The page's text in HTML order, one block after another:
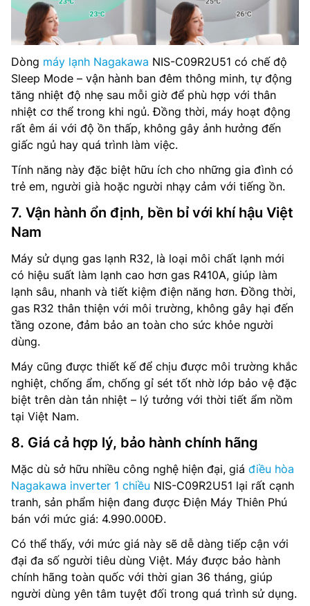
Dòng máy lạnh Nagakawa NIS-C09R2U51 có chế độ
Sleep Mode – vận hành ban đêm thông minh, tự động
tăng nhiệt độ nhẹ sau mỗi giờ để phù hợp với thân
nhiệt cơ thể trong khi ngủ. Đồng thời, máy hoạt động
rất êm ái với độ ồn thấp, không gây ảnh hưởng đến
giấc ngủ hay quá trình làm việc.
Tính năng này đặc biệt hữu ích cho những gia đình có
trẻ em, người già hoặc người nhạy cảm với tiếng ồn.
7. Vận hành ổn định, bền bỉ với khí hậu Việt
Nam
Máy sử dụng gas lạnh R32, là loại môi chất lạnh mới
có hiệu suất làm lạnh cao hơn gas R410A, giúp làm
lạnh sâu, nhanh và tiết kiệm điện năng hơn. Đồng thời,
gas R32 thân thiện với môi trường, không gây hại đến
tầng ozone, đảm bảo an toàn cho sức khỏe người
dùng.
Máy cũng được thiết kế để chịu được môi trường khắc
nghiệt, chống ẩm, chống gỉ sét tốt nhờ lớp bảo vệ đặc
biệt trên dàn tản nhiệt – lý tưởng với thời tiết ẩm nồm
tại Việt Nam.
8. Giá cả hợp lý, bảo hành chính hãng
Mặc dù sở hữu nhiều công nghệ hiện đại, giá điều hòa
Nagakawa inverter 1 chiều NIS-C09R2U51 lại rất cạnh
tranh, sản phẩm hiện đang được Điện Máy Thiên Phú
bán với mức giá: 4.990.000Đ.
Có thể thấy, với mức giá này sẽ dễ dàng tiếp cận với
đại đa số người tiêu dùng Việt. Máy được bảo hành
chính hãng toàn quốc với thời gian 36 tháng, giúp
người dùng yên tâm tuyệt đối trong quá trình sử dụng.